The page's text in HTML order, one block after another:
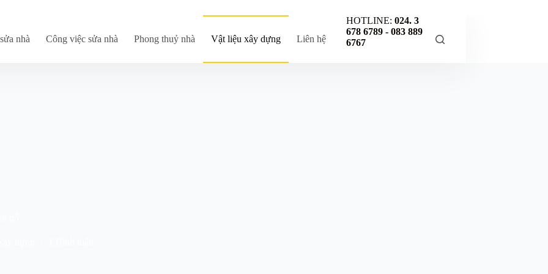
nhà Công việc sửa nhà Phong thuỷ nhà Vật liệu xây dựng Liên hệ
HOTLINE:024. 3
678 6789 -083 889
6767